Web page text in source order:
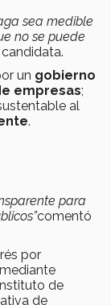
sea medible
no se puede
un gobierno
empresas;
al
.
para
comentó
por
mediante
de
de